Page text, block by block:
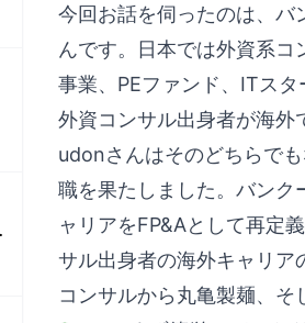
今回お話を伺ったのは、
んです。日本では外資系
事業、PEファンド、ITス
外資コンサル出身者が海外
udonさんはそのどちらで
職を果たしました。バンク
ャリアをFP&Aとして再定義
サル出身者の海外キャリア
コンサルから丸亀製麺、そ